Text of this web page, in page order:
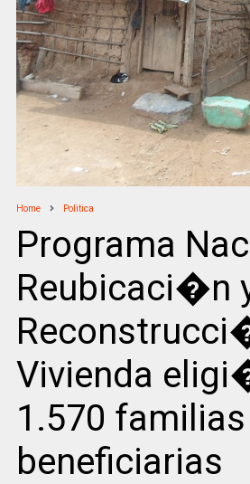
Home Politica
Programa
Reubicaci�n
Vivienda
1.570 familias
beneficiarias